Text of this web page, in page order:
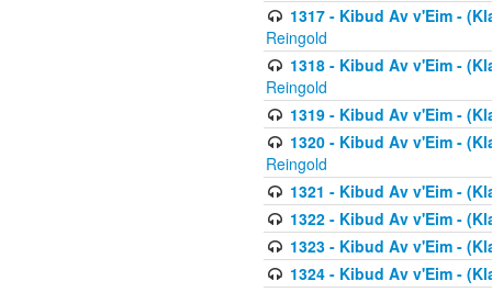
1317 - Kibud Av v'Eim -
Reingold
1318 - Kibud Av v'Eim -
Reingold
1319 - Kibud Av v'Eim -
1320 - Kibud Av v'Eim -
Reingold
1321 - Kibud Av v'Eim -
1322 - Kibud Av v'Eim -
1323 - Kibud Av v'Eim -
1324 - Kibud Av v'Eim -